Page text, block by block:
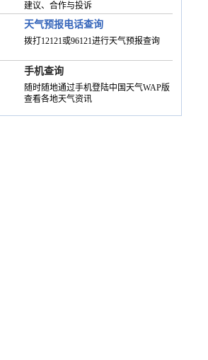
建议、合作与投诉
天气预报电话查询
拨打12121或96121进行天气预报查询
手机查询
随时随地通过手机登陆中国天气WAP版
查看各地天气资讯